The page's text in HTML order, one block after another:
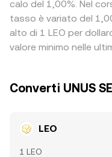
calo del 1,00%. Nel
tasso è variato del
alto di 1 LEO per
valore minimo nelle
Converti UNUS
LEO
1 LEO